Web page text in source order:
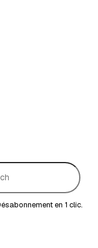
en 1 clic.